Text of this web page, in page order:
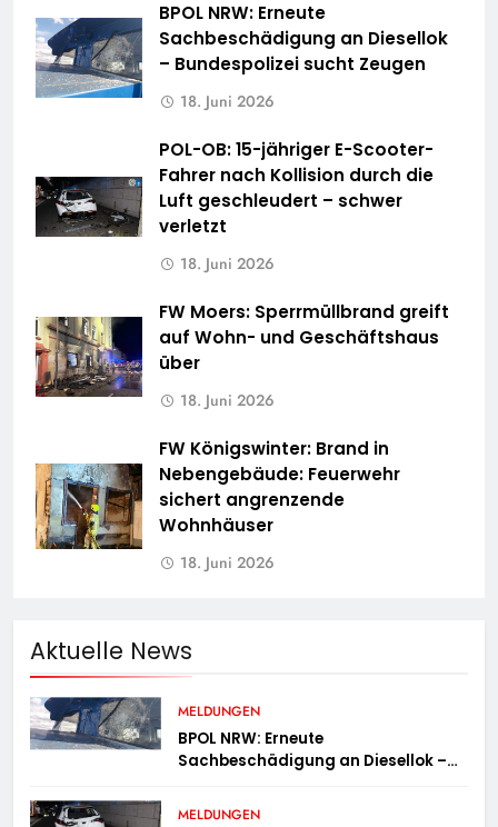
BPOL NRW: Erneute
Sachbeschädigung an Diesellok
– Bundespolizei sucht Zeugen
18. Juni 2026
POL-OB: 15-jähriger E-Scooter-
Fahrer nach Kollision durch die
Luft geschleudert – schwer
verletzt
18. Juni 2026
FW Moers: Sperrmüllbrand greift
auf Wohn- und Geschäftshaus
über
18. Juni 2026
FW Königswinter: Brand in
Nebengebäude: Feuerwehr
sichert angrenzende
Wohnhäuser
18. Juni 2026
Aktuelle News
MELDUNGEN
BPOL NRW: Erneute
Sachbeschädigung an Diesellok –
MELDUNGEN